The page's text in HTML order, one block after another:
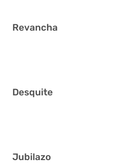
Revancha
Desquite
Jubilazo